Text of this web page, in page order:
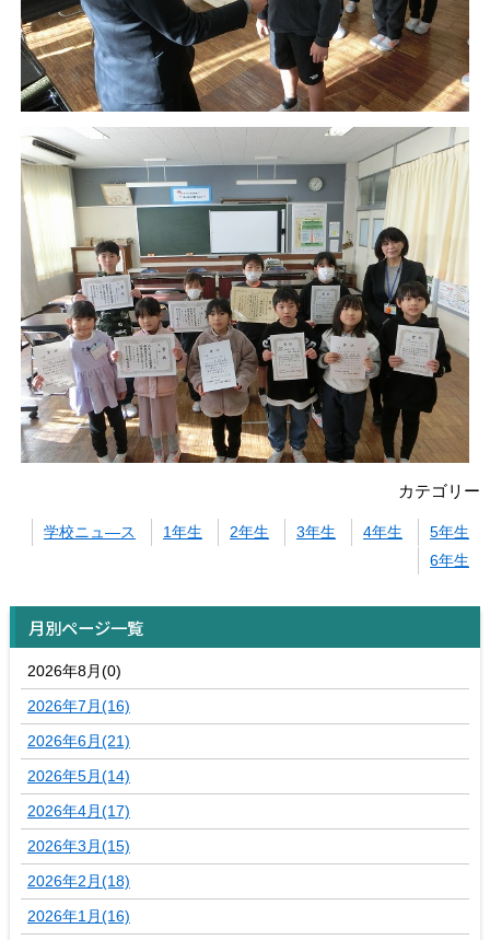
カテゴリー
学校ニュ―ス 1年生 2年生 3年生 4年生
5年生
6年生
月別ページ一覧
2026年8月(0)
2026年7月(16)
2026年6月(21)
2026年5月(14)
2026年4月(17)
2026年3月(15)
2026年2月(18)
2026年1月(16)